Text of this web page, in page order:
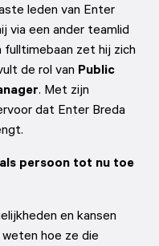
leden van Enter
via een ander teamlid
zet hij zich
de rol van Public
. Met zijn
dat Enter Breda
als persoon tot nu toe
en kansen
hoe ze die